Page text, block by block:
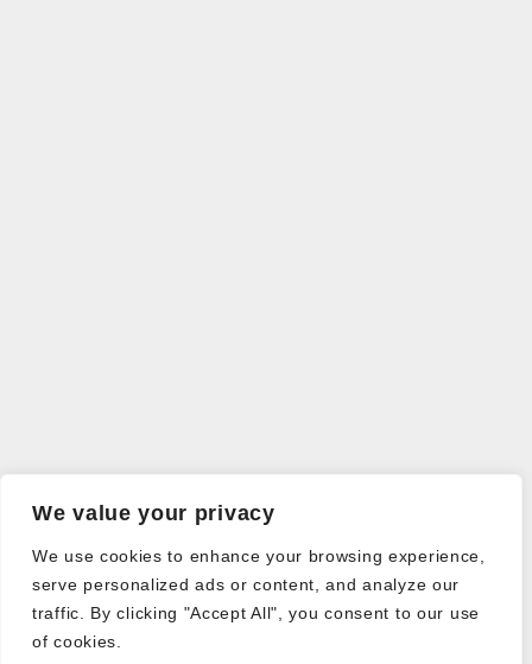
We value your privacy
We use cookies to enhance your browsing experience,
serve personalized ads or content, and analyze our
traffic. By clicking "Accept All", you consent to our use
of cookies.